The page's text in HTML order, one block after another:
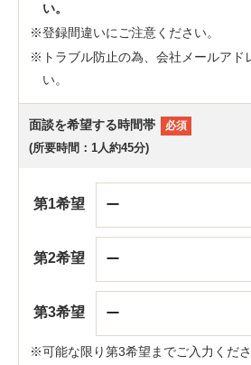
い。
登録間違いにご注意ください。
トラブル防止の為、会社メールアド
い。
面談を希望する時間帯
必須
(所要時間：1人約45分)
第1希望
第2希望
第3希望
可能な限り第3希望までご入力くださ